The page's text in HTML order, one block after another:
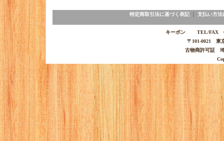
特定商取引法に基づく表記｜ 支払い方法
キーポン TEL/FAX
〒101-0021 東
古物商許可証